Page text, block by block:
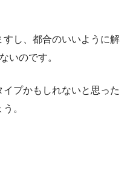
すし、都合のいいように解
いのです。
プかもしれないと思った
。